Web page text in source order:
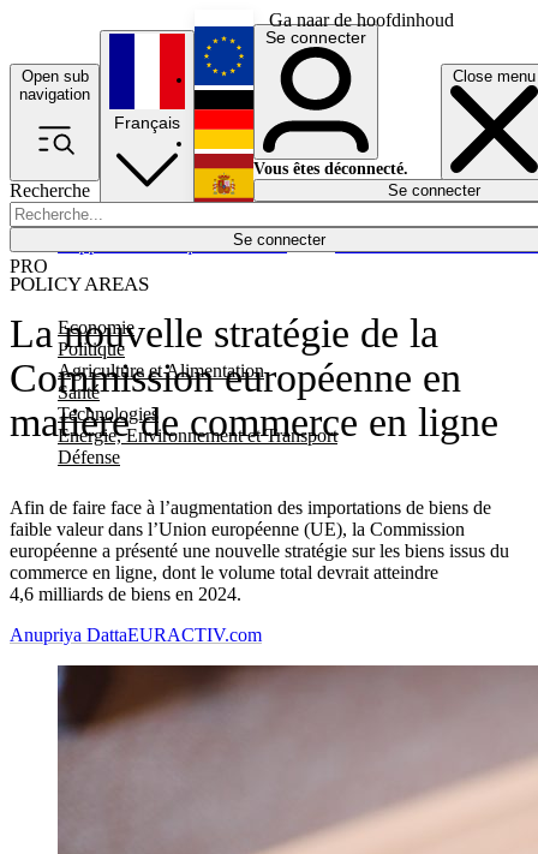
Ga naar de hoofdinhoud
Open sub
navigation
Close menu
Recherche
Se connecter
POLICY AREAS
Economie
Politique
Agriculture et Alimentation
Santé
Technologies
Energie, Environnement et Transport
Défense
Économie
Français
English
Deutsch
Español
Se connecter
Vous êtes déconnecté.
Se connecter
La nouvelle stratégie de la
Commission européenne en
matière de commerce en ligne
Afin de faire face à l’augmentation des importations de biens de
faible valeur dans l’Union européenne (UE), la Commission
européenne a présenté une nouvelle stratégie sur les biens issus du
commerce en ligne, dont le volume total devrait atteindre
4,6 milliards de biens en 2024.
PRO
Anupriya DattaEURACTIV.com